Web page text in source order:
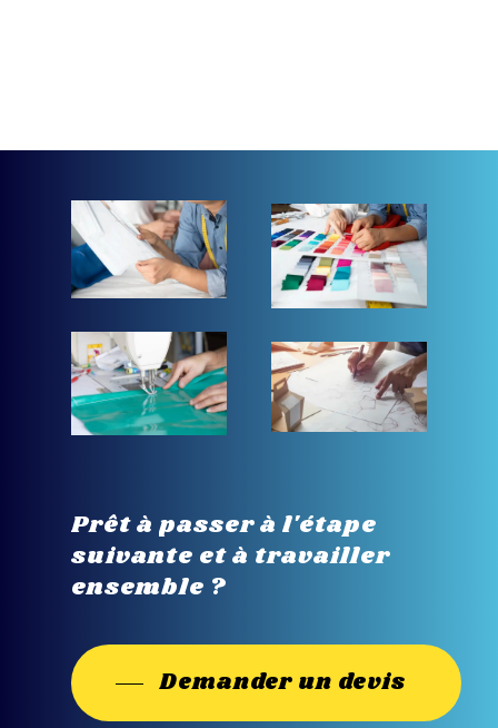
Prêtà passerà l'étape
suivante età travailler
ensemble ?
Demander un devis